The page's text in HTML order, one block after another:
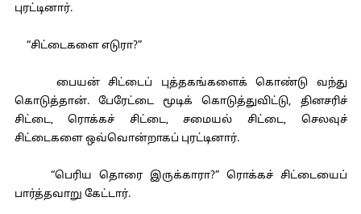
புரட்டினார்.
“சிட்டைகளை எடுரா?”
பையன் சிட்டைப் புத்தகங்களைக் கொண்டு வந்து
கொடுத்தான். பேரேட்டை மூடிக் கொடுத்துவிட்டு, தினசரிச்
சிட்டை, ரொக்கச் சிட்டை, சமையல் சிட்டை, செலவுச்
சிட்டைகளை ஒவ்வொன்றாகப் புரட்டினார்.
“பெரிய தொரை இருக்காரா?” ரொக்கச் சிட்டையைப்
பார்த்தவாறு கேட்டார்.